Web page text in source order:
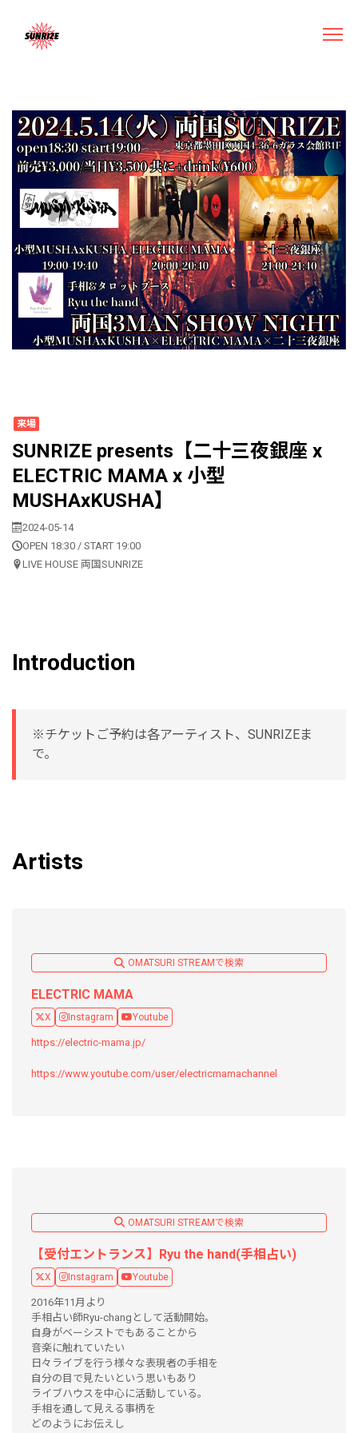
来場
SUNRIZE presents【二十三夜銀座 x
ELECTRIC MAMA x 小型
MUSHAxKUSHA】
2024-05-14
OPEN 18:30 / START 19:00
LIVE HOUSE 両国SUNRIZE
Introduction
※チケットご予約は各アーティスト、SUNRIZEま
で。
Artists
OMATSURI STREAMで検索
ELECTRIC MAMA
X Instagram Youtube
https://electric-mama.jp/
https://www.youtube.com/user/electricmamachannel
OMATSURI STREAMで検索
【受付エントランス】Ryu the hand(手相占い)
X Instagram Youtube
2016年11月より
手相占い師Ryu-changとして活動開始。
自身がベーシストでもあることから
音楽に触れていたい
日々ライブを行う様々な表現者の手相を
自分の目で見たいという思いもあり
ライブハウスを中心に活動している。
手相を通して見える事柄を
どのようにお伝えし